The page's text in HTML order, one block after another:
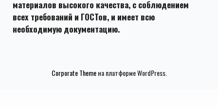
материалов высокого качества, с соблюдением
всех требований и ГОСТов, и имеет всю
необходимую документацию.
Corporate Themeна платформе WordPress.